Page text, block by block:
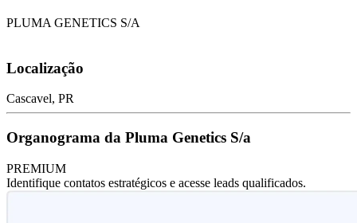
PLUMA GENETICS S/A
Localização
Cascavel, PR
Organograma da Pluma Genetics S/a
PREMIUM
Identifique contatos estratégicos e acesse leads qualificados.